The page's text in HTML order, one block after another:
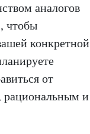
аналогов
чтобы
конкретной
от
рациональным и